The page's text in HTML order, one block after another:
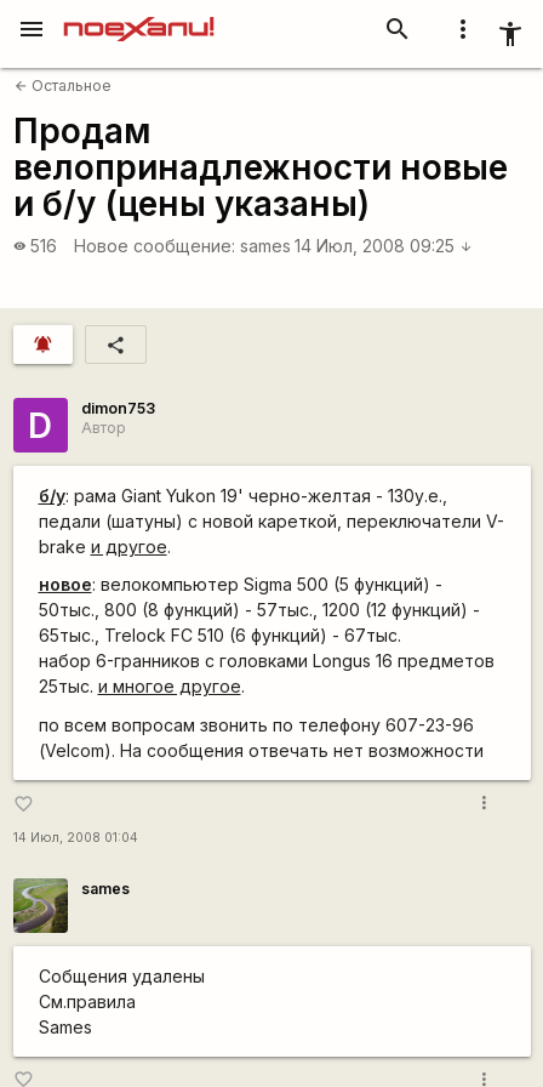
more_vert accessibility_new
search
menu
arrow_back Остальное
Продам
велопринадлежности новые
и б/у (цены указаны)
visibility 516 Новое сообщение: sames 14 Июл, 2008 09:25 arrow_downward
notifications_active share
D
dimon753
Автор
б/у: рама Giant Yukon 19' черно-желтая - 130у.е.,
педали (шатуны) с новой кареткой, переключатели V-
brake и другое.
новое: велокомпьютер Sigma 500 (5 функций) -
50тыс., 800 (8 функций) - 57тыс., 1200 (12 функций) -
65тыс., Trelock FC 510 (6 функций) - 67тыс.
набор 6-гранников с головками Longus 16 предметов
25тыс. и многое другое.
по всем вопросам звонить по телефону 607-23-96
(Velcom). На сообщения отвечать нет возможности
favorite_border
14 Июл, 2008 01:04
more_vert
sames
Собщения удалены
См.правила
Sames
favorite_border more_vert